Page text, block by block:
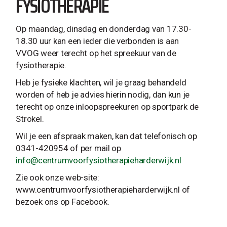
FYSIOTHERAPIE
Op maandag, dinsdag en donderdag van 17.30-
18.30 uur kan een ieder die verbonden is aan
VVOG weer terecht op het spreekuur van de
fysiotherapie.
Heb je fysieke klachten, wil je graag behandeld
worden of heb je advies hierin nodig, dan kun je
terecht op onze inloopspreekuren op sportpark de
Strokel.
Wil je een afspraak maken, kan dat telefonisch op
0341-420954 of per mail op
info@centrumvoorfysiotherapieharderwijk.nl
Zie ook onze web-site:
www.centrumvoorfysiotherapieharderwijk.nl of
bezoek ons op Facebook.